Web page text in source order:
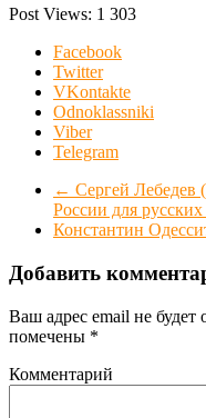
Post Views: 1 303
Facebook
Twitter
VKontakte
Odnoklassniki
Viber
Telegram
← Сергей Лебедев
России для
Константин
Добавить
Ваш адрес email не будет
помечены *
Комментарий